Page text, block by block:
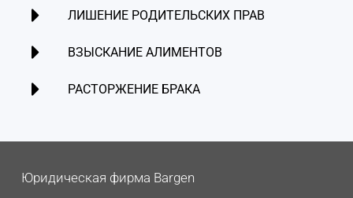
ЛИШЕНИЕ РОДИТЕЛЬСКИХ ПРАВ
ВЗЫСКАНИЕ АЛИМЕНТОВ
РАСТОРЖЕНИЕ БРАКА
Юридическая фирма Bargen